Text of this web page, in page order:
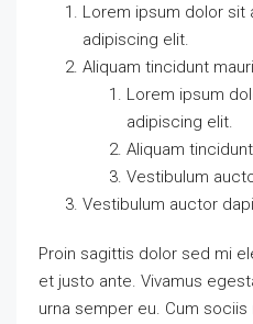
Lorem ipsum dolor
adipiscing elit.
Aliquam tincidunt
Lorem ipsum
adipiscing elit.
Aliquam
Vestibulum
Vestibulum auctor
Proin sagittis dolor sed mi
et justo ante. Vivamus
urna semper eu. Cum